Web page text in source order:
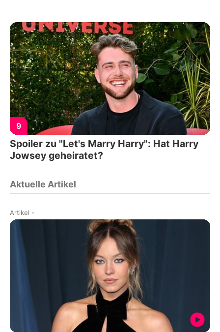
9
Spoiler zu "Let's Marry Harry": Hat Harry
Jowsey geheiratet?
Aktuelle Artikel
Artikel -